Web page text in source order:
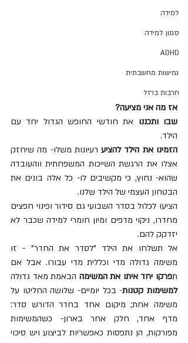
למידה
סגנון למידה
ADHD
גמישות מחשבתית
חרבות ברזל
אז מה אני מציעה?
שבו ותכננו
הילד.
הזמינו את הילד להציע
הבטחון העצמי של הילד שלנו.
יזדקק להם.
תפרקו יחד איתו את המשימה הבאמת מאד גדולה
למשימות קטנות